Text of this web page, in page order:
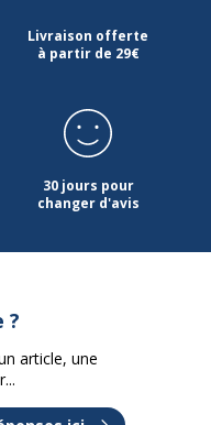
Livraison offerte
à partir de 29€
30 jours pour
changer d'avis
?
article, une